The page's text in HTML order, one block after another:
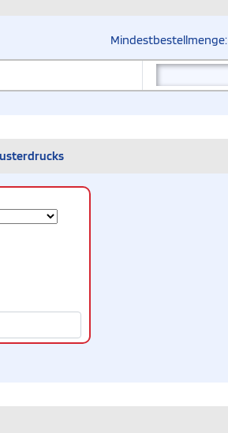
Mindestbestellmenge: